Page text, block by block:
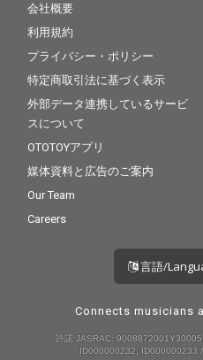
会社概要
利用規約
プライバシー・ポリシー
特定商取引法に基づく表示
外部データ連携しているサービ
スについて
OTOTOYアプリ
媒体資料と広告のご案内
Our Team
Careers
言語/
Connects musicians
許諾 JASRAC:
ID000000232, ID000000233